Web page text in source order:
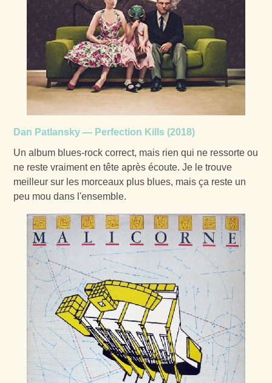
Dan Patlansky — Perfection Kills (2018)
Un album blues-rock correct, mais rien qui ne ressorte ou
ne reste vraiment en tête après écoute. Je le trouve
meilleur sur les morceaux plus blues, mais ça reste un
peu mou dans l'ensemble.